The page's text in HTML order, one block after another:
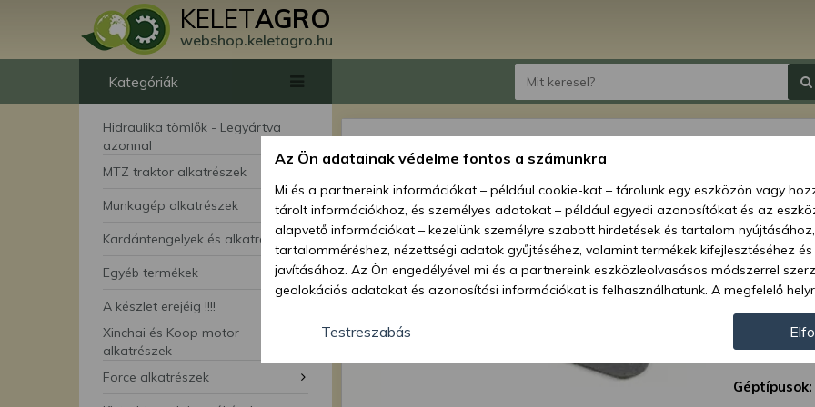
KELETAGRO
webshop.keletagro.hu
Kategóriák
Hidraulika tömlők - Legyártva
azonnal
MTZ traktor alkatrészek
Munkagép alkatrészek
Kardántengelyek és alkatrészei
Egyéb termékek
A készlet erejéig !!!!
Xinchai és Koop motor
alkatrészek
Force alkatrészek
Ár: 13
Szállítási
Cikkszám:
Géptípusok:
Az Ön adatainak védelme fontos a számunkra
Mi és a partnereink információkat – például cookie-kat – tárolunk egy eszközön vagy
tárolt információkhoz, és személyes adatokat – például egyedi azonosítókat és az
alapvető információkat – kezelünk személyre szabott hirdetések és tartalom
tartalomméréshez, nézettségi adatok gyűjtéséhez, valamint termékek kifejlesztéséhez
javításához. Az Ön engedélyével mi és a partnereink eszközleolvasásos módszerrel
geolokációs adatokat és azonosítási információkat is felhasználhatunk. A megfelelő
hozzájárulhat ahhoz, hogy mi és a partnereink a fent leírtak szerint adatkezelést
lehetőségként a hozzájárulás megadása vagy elutasítása előtt részletesebb
megváltoztathatja beállításait. Felhívjuk figyelmét, hogy személyes adatainak bizonyos
feltétlenül szükséges az Ön hozzájárulása, de jogában áll tiltakozni az ilyen jellegű
beállításai csak erre a weboldalra érvényesek. Erre a webhelyre visszatérve vagy az
Testreszabás